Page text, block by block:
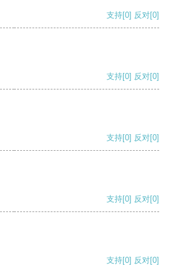
支持[0] 反对[0]
支持[0] 反对[0]
支持[0] 反对[0]
支持[0] 反对[0]
支持[0] 反对[0]